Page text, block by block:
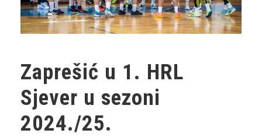
Zaprešić u 1. HRL
Sjever u sezoni
2024./25.